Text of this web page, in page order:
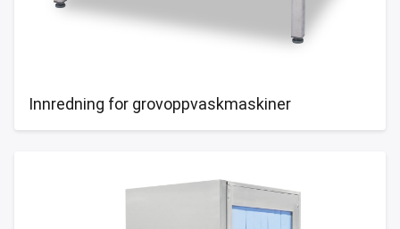
Innredning for grovoppvaskmaskiner